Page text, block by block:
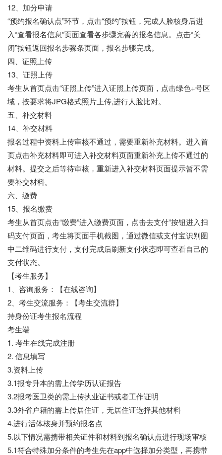
12、加分申请
“预约报名确认点”环节，点击“预约”按钮，完成人脸核身后进
入“查看报名信息”页面查看各步骤完善的报名信息。点击“关
闭”按钮返回报名步骤条页面，报名步骤完成。
四、证照上传
13、证照上传
考生从首页点击“证照上传”进入证照上传页面，点击绿色+号区
域，按要求将JPG格式照片上传,进行人脸比对。
五、补交材料
14、补交材料
报名过程中资料上传审核不通过，需要重新补充材料。进入首
页点击补充材料即可进入补交材料页面重新补充上传不通过的
材料。提交之后等待审核，重新进入补交材料页面提示暂不需
要补交材料。
六、缴费
15、报名缴费
考生从首页点击“缴费”进入缴费页面，点击去支付”按钮进入扫
码支付页面，考生将页面手机截图，通过微信或支付宝识别图
中二维码进行支付，支付完成后刷新支付状态即可查看自己的
支付状态。
【考生服务】
1、咨询服务：【在线咨询】
2、考生交流服务：【考生交流群】
持身份证考生报名流程
考生端
1. 考生在线完成注册
2. 信息填写
3.资料上传
3.1报专升本的需上传学历认证报告
3.2报考医卫类的需上传执业证书或者工作证明
3.3外省户籍的需上传居住证，无居住证选择其他材料
4.进行活体核身并预约报名点
5.以下情况需携带相关证件和材料到报名确认点进行现场审核
5.1符合特殊加分条件的考生先在app中选择加分类型，再携带